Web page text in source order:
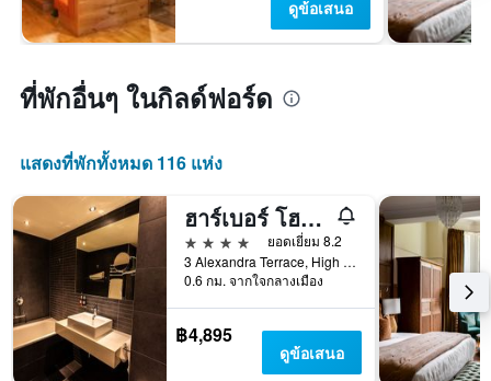
ดูข้อเสนอ
ที่พักอื่นๆ ในกิลด์ฟอร์ด
แสดงที่พักทั้งหมด 116 แห่ง
ฮาร์เบอร์ โฮเทล กิลด์ฟอร์ด
4 ดาว
ยอดเยี่ยม 8.2
3 Alexandra Terrace, High Street, กิลด์ฟอร์ด, สหราชอาณาจักร
0.6 กม. จากใจกลางเมือง
฿4,895
ดูข้อเสนอ